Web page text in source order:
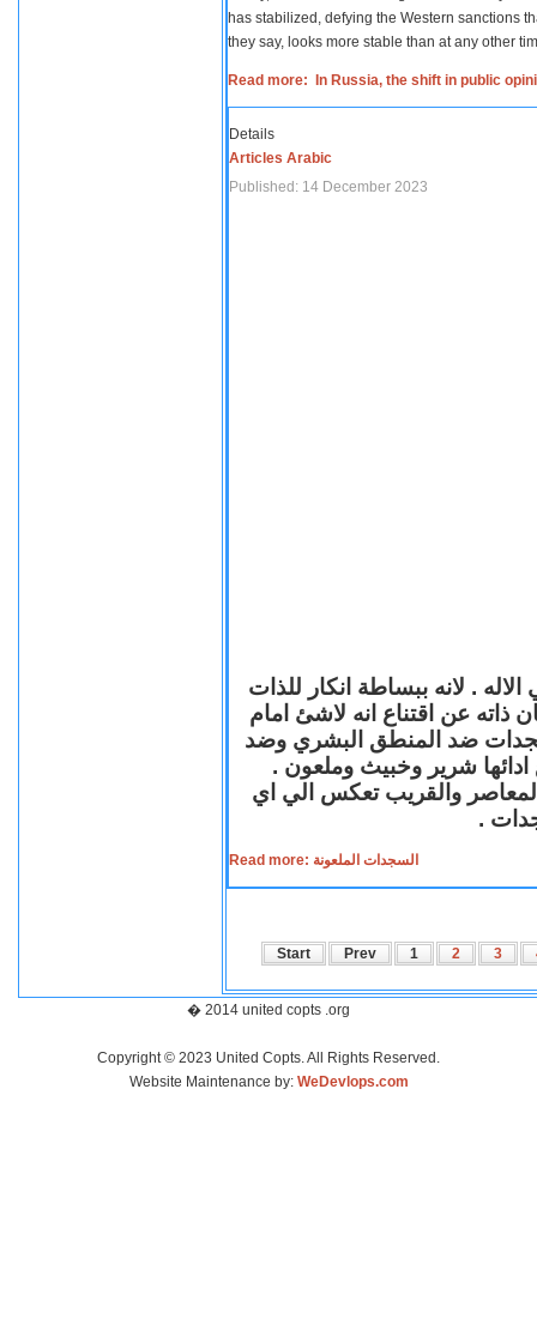
has stabilized, defying the Western sanctions
they say, looks more stable than at any other
Read more: In Russia, the shift in public
Details
Articles Arabic
Published: 14 December 2023
. لانه ببساطة انكار للذات
ذاته عن اقتناع انه لاشئ امام
ضد المنطق البشري وضد
ادائها شرير وخبيث وملعون .
المعاصر والقريب تعكس الي اي
.
Read more: السجدات الملعونة
Start Prev 1 2 3
� 2014 united copts .org
Copyright © 2023 United Copts. All Rights Reserved.
Website Maintenance by: WeDevlops.com